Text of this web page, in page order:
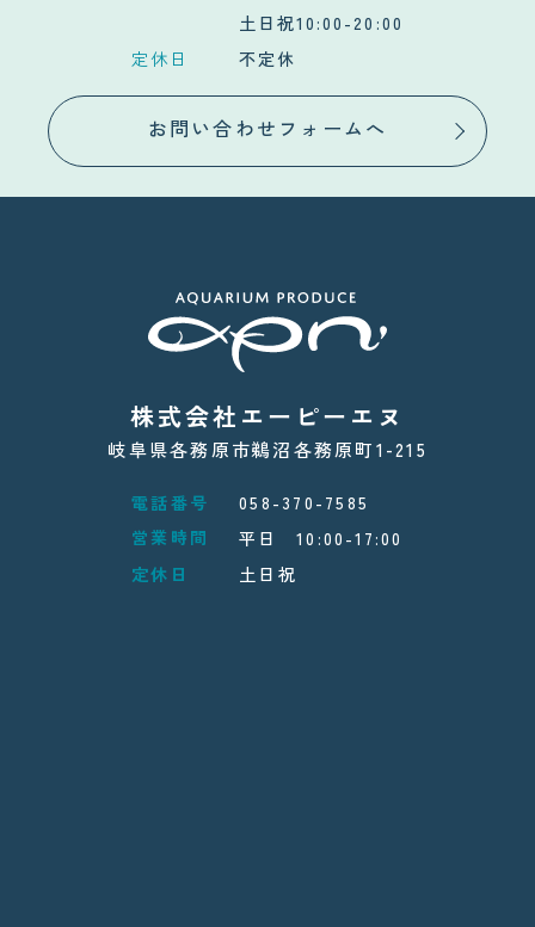
土日祝10:00-20:00
定休日
不定休
お問い合わせフォームへ
株式会社エーピーエヌ
岐阜県各務原市鵜沼各務原町1-215
電話番号
058-370-7585
営業時間
平日 10:00-17:00
定休日
土日祝